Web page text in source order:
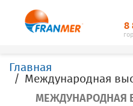
8
Главная
Международная
МЕЖДУНАРОДНАЯ